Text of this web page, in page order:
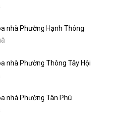
nhà Phường Hạnh Thông
nhà Phường Thông Tây Hội
nhà Phường Tân Phú